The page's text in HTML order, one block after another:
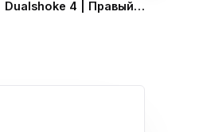
Dualshoke 4 | Правый